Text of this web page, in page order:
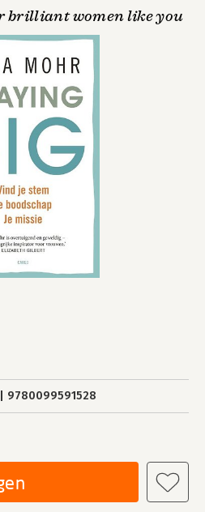
brilliant women like you
9780099591528